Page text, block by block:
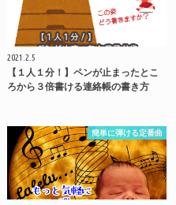
2021.2.5
【１人１分！】ペンが止まったとこ
ろから３倍書ける連絡帳の書き方
簡単に弾ける定番曲